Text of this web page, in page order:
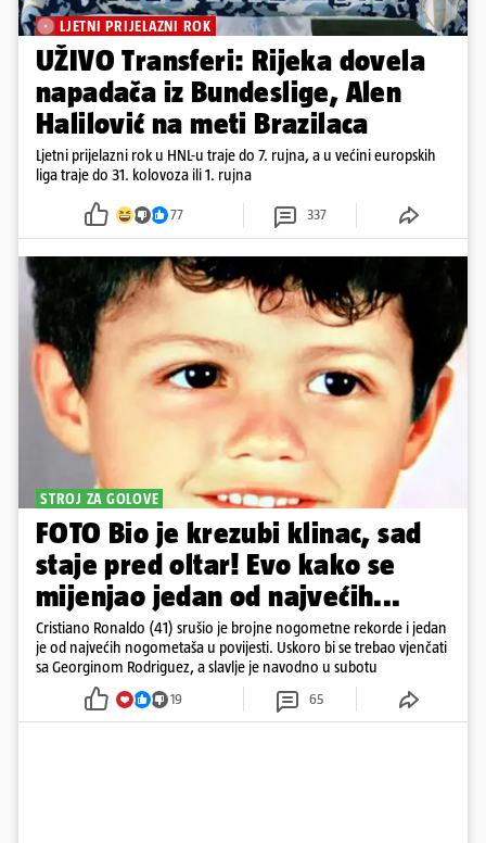
LJETNI PRIJELAZNI ROK
UŽIVO Transferi: Rijeka dovela
napadača iz Bundeslige, Alen
Halilović na meti Brazilaca
Ljetni prijelazni rok u HNL-u traje do 7. rujna, a u većini europskih
liga traje do 31. kolovoza ili 1. rujna
77 337
STROJ ZA GOLOVE
FOTO Bio je krezubi klinac, sad
staje pred oltar! Evo kako se
mijenjao jedan od najvećih...
Cristiano Ronaldo (41) srušio je brojne nogometne rekorde i jedan
je od najvećih nogometaša u povijesti. Uskoro bi se trebao vjenčati
sa Georginom Rodriguez, a slavlje je navodno u subotu
19 65